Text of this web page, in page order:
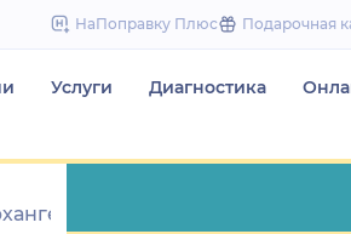
to
НаПоправку Плюс Подарочная
Услуги Диагностика